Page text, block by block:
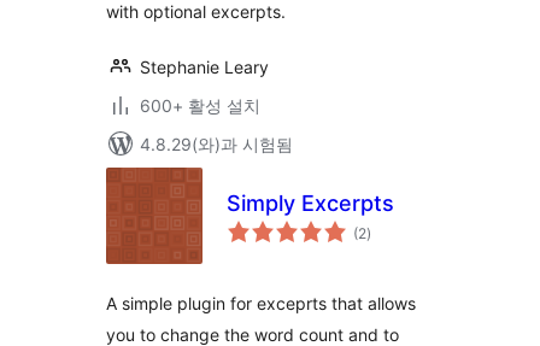
with optional excerpts.
Stephanie Leary
600+ 활성 설치
4.8.29(와)과 시험됨
Simply Excerpts
(2전
체)
A simple plugin for exceprts that allows
you to change the word count and to